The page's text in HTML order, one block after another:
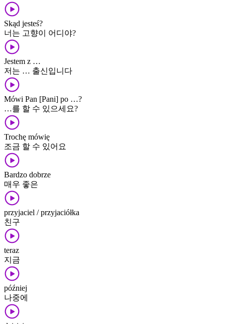
Skąd jesteś?
너는 고향이 어디야?
Jestem z …
저는 … 출신입니다
Mówi Pan [Pani] po …?
…를 할 수 있으세요?
Trochę mówię
조금 할 수 있어요
Bardzo dobrze
매우 좋은
przyjaciel / przyjaciółka
친구
teraz
지금
później
나중에